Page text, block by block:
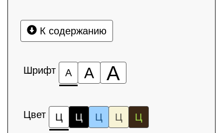
К содержанию
Шрифт А А А
Цвет Ц Ц Ц Ц Ц